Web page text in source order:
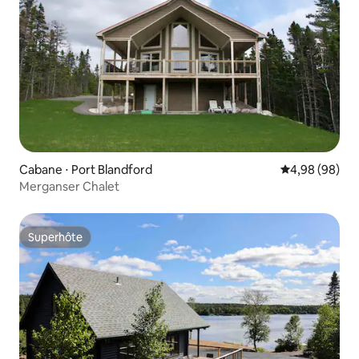
Cabane ⋅ Port Blandford Évaluation
4,98 (98)
Merganser Chalet
Superhôte
Superhôte